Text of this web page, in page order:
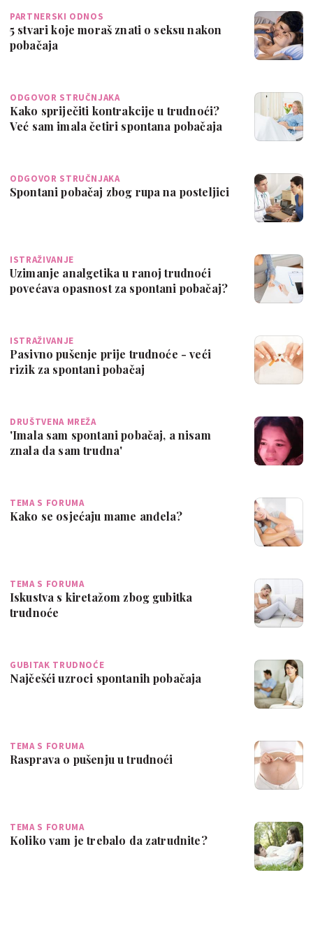
PARTNERSKI ODNOS
5 stvari koje moraš znati o seksu nakon
pobačaja
ODGOVOR STRUČNJAKA
Kako spriječiti kontrakcije u trudnoći?
Već sam imala četiri spontana pobačaja
ODGOVOR STRUČNJAKA
Spontani pobačaj zbog rupa na posteljici
ISTRAŽIVANJE
Uzimanje analgetika u ranoj trudnoći
povećava opasnost za spontani pobačaj?
ISTRAŽIVANJE
Pasivno pušenje prije trudnoće - veći
rizik za spontani pobačaj
DRUŠTVENA MREŽA
'Imala sam spontani pobačaj, a nisam
znala da sam trudna'
TEMA S FORUMA
Kako se osjećaju mame anđela?
TEMA S FORUMA
Iskustva s kiretažom zbog gubitka
trudnoće
GUBITAK TRUDNOĆE
Najčešći uzroci spontanih pobačaja
TEMA S FORUMA
Rasprava o pušenju u trudnoći
TEMA S FORUMA
Koliko vam je trebalo da zatrudnite?